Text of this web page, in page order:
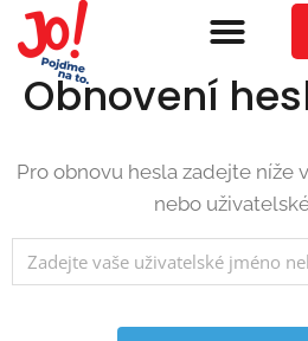
content
Obnovení
Pro obnovu hesla zadejte níže
nebo